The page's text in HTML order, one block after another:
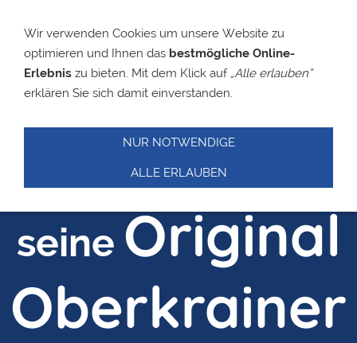
Slavko
Avsenik
seine Original
Oberkrainer
Wir verwenden Cookies um unsere Website zu
optimieren und Ihnen das bestmögliche Online-
Erlebnis zu bieten. Mit dem Klick auf „Alle erlauben“
erklären Sie sich damit einverstanden.
NUR NOTWENDIGE
ALLE ERLAUBEN